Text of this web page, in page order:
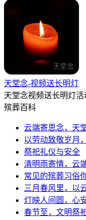
天堂念-视频送长明灯
天堂念视频送长明灯
殡葬百科
云端寄思念，天
以劳动致敬岁月
祭祀礼仪与安全
清明雨寄情，云
常见的殡葬习俗
三月春风里，以
灯映人间圆，心
春节至，文明祭